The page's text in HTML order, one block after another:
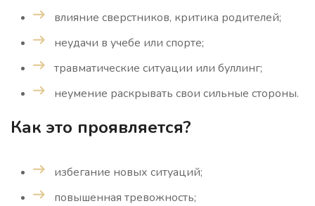
влияние сверстников, критика родителей;
неудачи в учебе или спорте;
травматические ситуации или буллинг;
неумение раскрывать свои сильные стороны.
Как это проявляется?
избегание новых ситуаций;
повышенная тревожность;